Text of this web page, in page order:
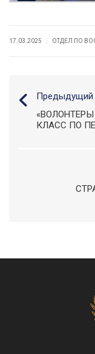
17.03.2025 ОТДЕЛ ПО
Предыдущий
КЛАСС ПО